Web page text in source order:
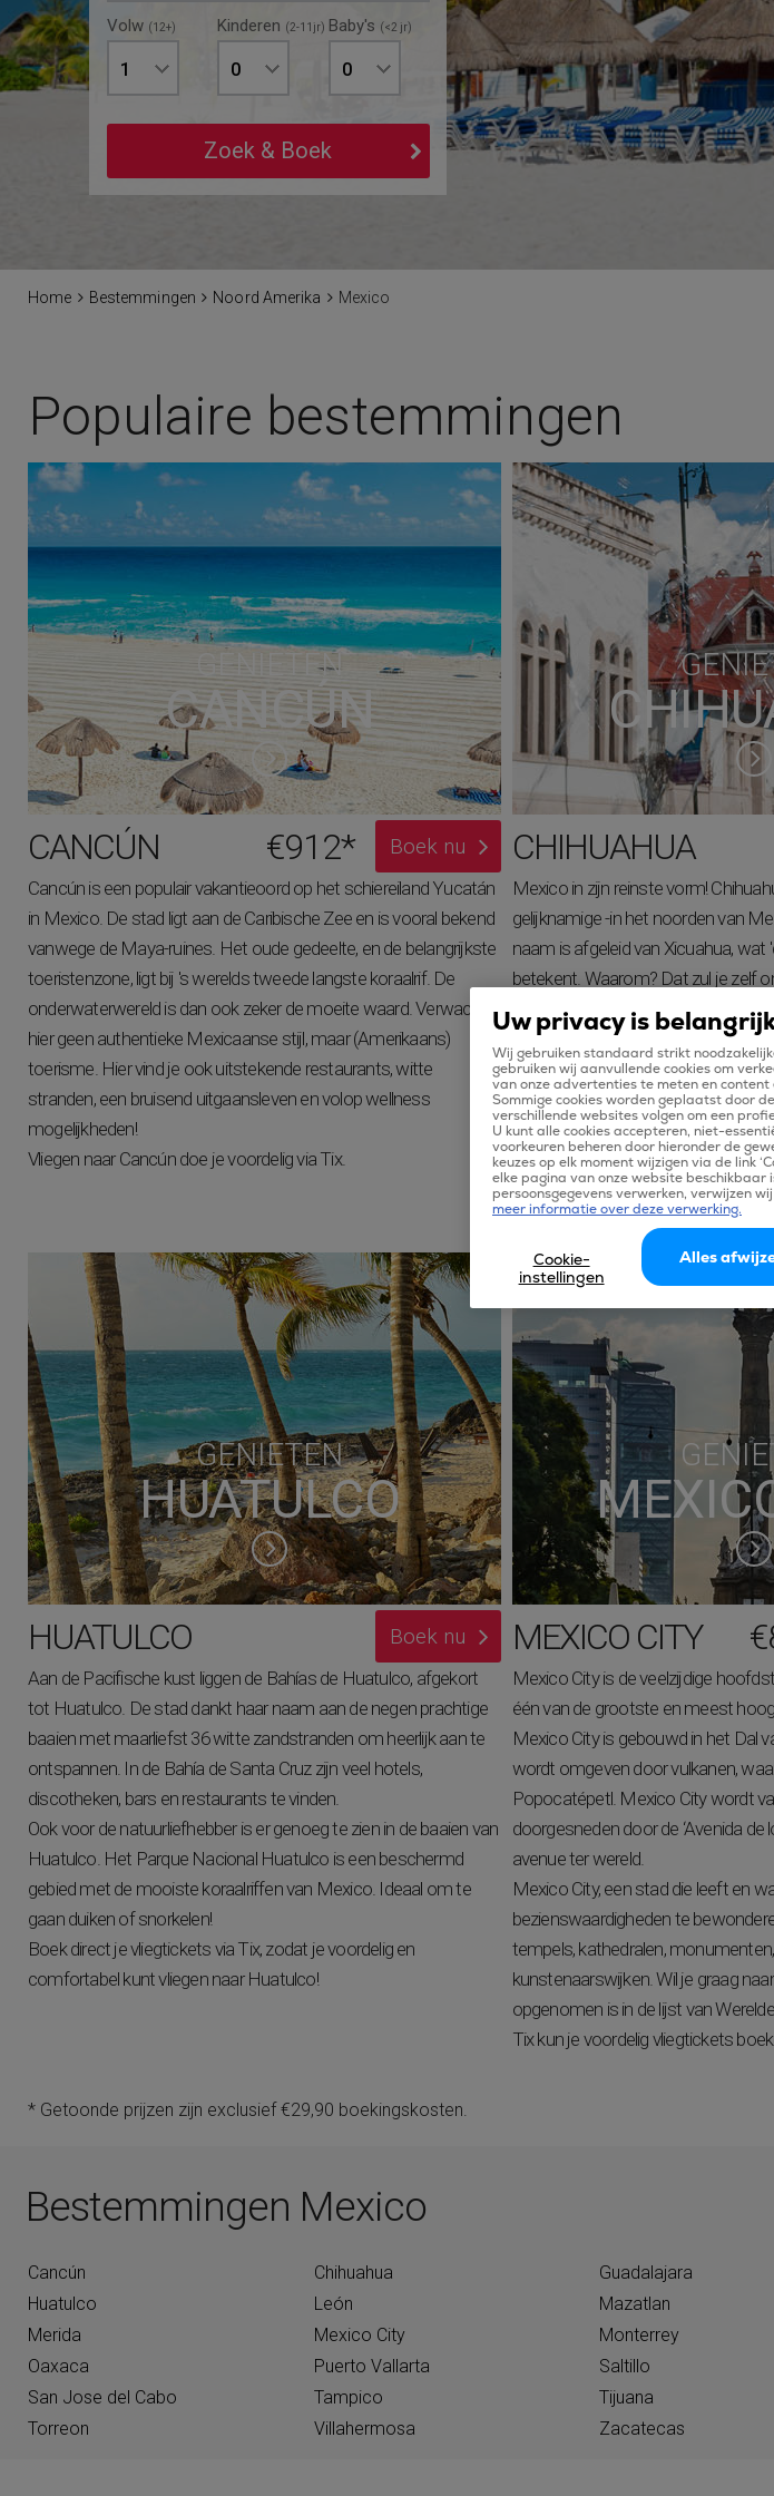
Volw (12+)
1
Kinderen (2-11jr)
0
Baby's (<2 jr)
0
Zoek & Boek
Home Bestemmingen Noord Amerika Mexico
Populaire bestemmingen
GENIETEN
CANCÚN
CANCÚN Boek nu
€912*
Cancún is een populair vakantieoord op het schiereiland Yucatán
in Mexico. De stad ligt aan de Caribische Zee en is vooral bekend
vanwege de Maya-ruines. Het oude gedeelte, en de belangrijkste
toeristenzone, ligt bij 's werelds tweede langste koraalrif. De
onderwaterwereld is dan ook zeker de moeite waard. Verwacht
hier geen authentieke Mexicaanse stijl, maar (Amerikaans)
toerisme. Hier vind je ook uitstekende restaurants, witte
stranden, een bruisend uitgaansleven en volop wellness
mogelijkheden!
Vliegen naar Cancún doe je voordelig via Tix.
CHIHUAHUA
Mexico in zijn reinste vorm!
gelijknamige -in het noorden van
naam is afgeleid van Xicuahua, wat
betekent. Waarom? Dat zul je zelf
Ook vindt de bekende
hier zijn oorsprong. Wie gaat
ontdekken dat er veel te doen,
historie van Chihuahua ontdek je
Vliegtickets en vluchten naar
via Tix.
GENIETEN
HUATULCO
HUATULCO Boek nu
Aan de Pacifische kust liggen de Bahías de Huatulco, afgekort
tot Huatulco. De stad dankt haar naam aan de negen prachtige
baaien met maarliefst 36 witte zandstranden om heerlijk aan te
ontspannen. In de Bahía de Santa Cruz zijn veel hotels,
discotheken, bars en restaurants te vinden.
Ook voor de natuurliefhebber is er genoeg te zien in de baaien van
Huatulco. Het Parque Nacional Huatulco is een beschermd
gebied met de mooiste koraalriffen van Mexico. Ideaal om te
gaan duiken of snorkelen!
Boek direct je vliegtickets via Tix, zodat je voordelig en
comfortabel kunt vliegen naar Huatulco!
MEXICO CITY
Mexico City is de veelzijdige
één van de grootste en meest
Mexico City is gebouwd in het Dal
wordt omgeven door vulkanen,
Popocatépetl. Mexico City wordt
doorgesneden door de ‘Avenida de
avenue ter wereld.
Mexico City, een stad die leeft en
bezienswaardigheden te
tempels, kathedralen,
kunstenaarswijken. Wil je graag
opgenomen is in de lijst van
Tix kun je voordelig vliegtickets
* Getoonde prijzen zijn exclusief €29,90 boekingskosten.
Bestemmingen Mexico
Cancún Chihuahua
Guadalajara
Huatulco
León
Mazatlan
Merida
Mexico City
Monterrey
Oaxaca
Puerto Vallarta
Saltillo
San Jose del Cabo
Tampico
Tijuana
Torreon
Villahermosa Zacatecas
Uw privacy is
Wij gebruiken standaard strikt
gebruiken wij aanvullende cookies om
van onze advertenties te meten en
Sommige cookies worden geplaatst door
verschillende websites volgen om een
U kunt alle cookies accepteren, niet-
voorkeuren beheren door hieronder de
keuzes op elk moment wijzigen via de link
elke pagina van onze website beschikbaar
persoonsgegevens verwerken, verwijzen
meer informatie over deze verwerking.
Cookie-
instellingen
Alles